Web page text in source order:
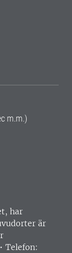
m.m.)
har
är
Telefon: